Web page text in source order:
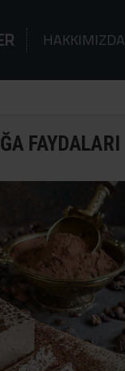
HAKKIMIZDA
FAYDALARI